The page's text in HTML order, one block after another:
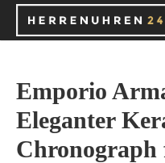
Emporio
Eleganter